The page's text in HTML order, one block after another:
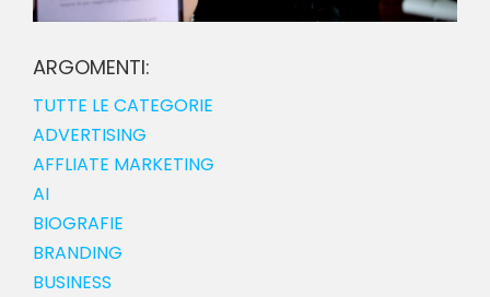
ARGOMENTI:
TUTTE LE CATEGORIE
ADVERTISING
AFFLIATE MARKETING
AI
BIOGRAFIE
BRANDING
BUSINESS